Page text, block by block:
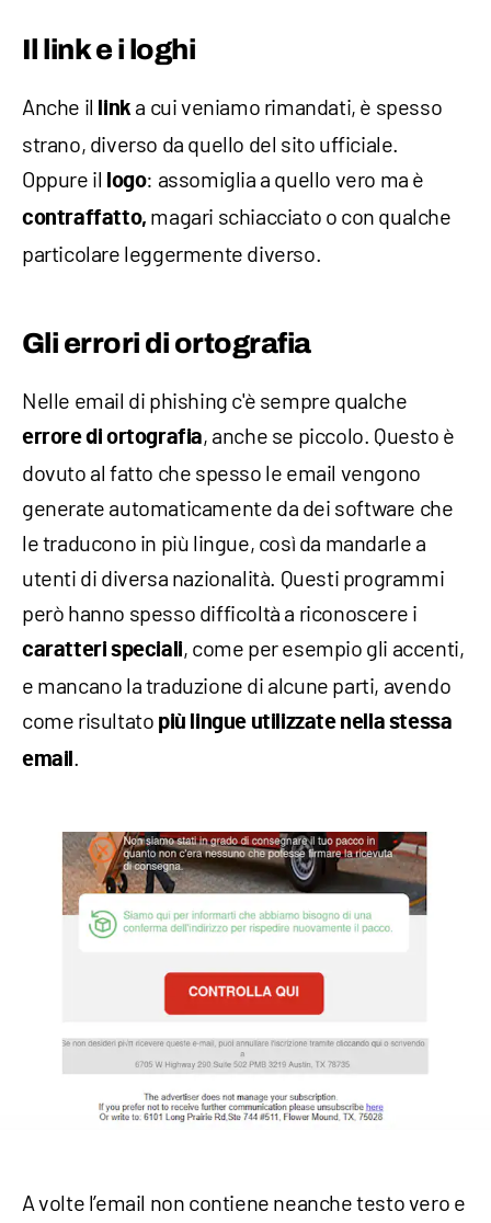
Il link e i loghi
Anche il link a cui veniamo rimandati, è spesso
strano, diverso da quello del sito ufficiale.
Oppure il logo: assomiglia a quello vero ma è
contraffatto, magari schiacciato o con qualche
particolare leggermente diverso.
Gli errori di ortografia
Nelle email di phishing c'è sempre qualche
errore di ortografia, anche se piccolo. Questo è
dovuto al fatto che spesso le email vengono
generate automaticamente da dei software che
le traducono in più lingue, così da mandarle a
utenti di diversa nazionalità. Questi programmi
però hanno spesso difficoltà a riconoscere i
caratteri speciali, come per esempio gli accenti,
e mancano la traduzione di alcune parti, avendo
come risultato più lingue utilizzate nella stessa
email .
A volte l’email non contiene neanche testo vero e